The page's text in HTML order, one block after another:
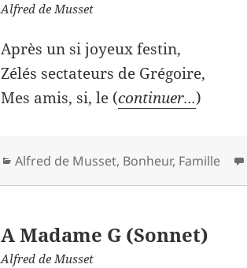
Alfred de Musset
Après un si joyeux festin,
Zélés sectateurs de Grégoire,
Mes amis, si, le (continuer...)
Catégories
Alfred de Musset, Bonheur, Famille
A Madame G (Sonnet)
Alfred de Musset